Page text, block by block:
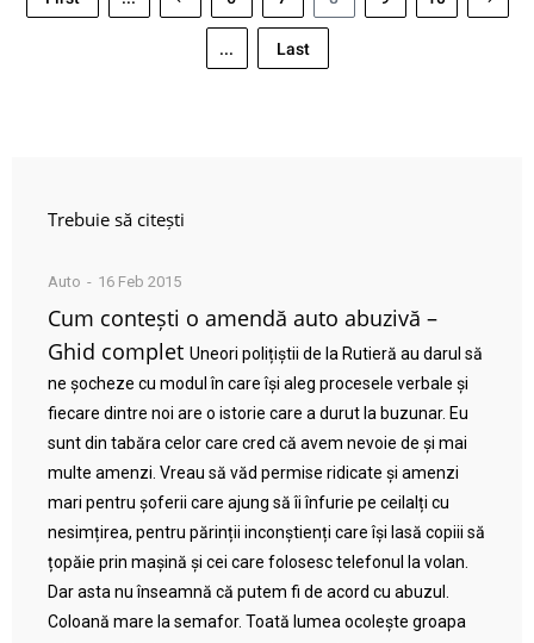
... Last
Trebuie să citești
Auto 16 Feb 2015
Cum contești o amendă auto abuzivă –
Ghid complet Uneori polițiștii de la Rutieră au darul să
ne șocheze cu modul în care își aleg procesele verbale și
fiecare dintre noi are o istorie care a durut la buzunar. Eu
sunt din tabăra celor care cred că avem nevoie de și mai
multe amenzi. Vreau să văd permise ridicate și amenzi
mari pentru șoferii care ajung să îi înfurie pe ceilalți cu
nesimțirea, pentru părinții inconștienți care își lasă copiii să
țopăie prin mașină și cei care folosesc telefonul la volan.
Dar asta nu înseamnă că putem fi de acord cu abuzul.
Coloană mare la semafor. Toată lumea ocolește groapa